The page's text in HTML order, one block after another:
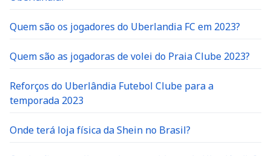
Quem são os jogadores do Uberlandia FC em 2023?
Quem são as jogadoras de volei do Praia Clube 2023?
Reforços do Uberlândia Futebol Clube para a
temporada 2023
Onde terá loja física da Shein no Brasil?